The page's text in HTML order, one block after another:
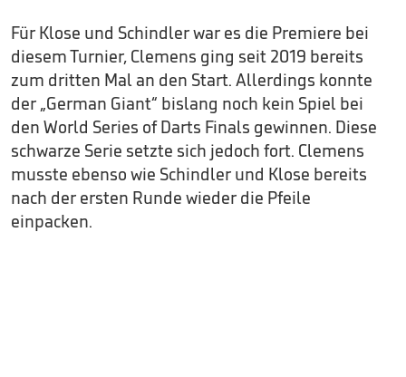
Für Klose und Schindler war es die Premiere bei
diesem Turnier, Clemens ging seit 2019 bereits
zum dritten Mal an den Start. Allerdings konnte
der „German Giant“ bislang noch kein Spiel bei
den World Series of Darts Finals gewinnen. Diese
schwarze Serie setzte sich jedoch fort. Clemens
musste ebenso wie Schindler und Klose bereits
nach der ersten Runde wieder die Pfeile
einpacken.